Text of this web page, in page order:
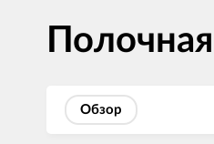
Обзор